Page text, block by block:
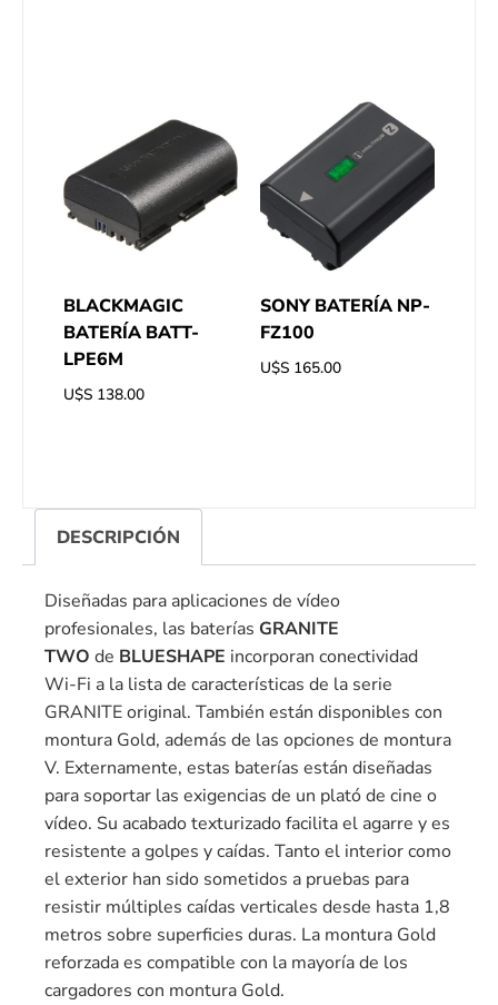
BLACKMAGIC
BATERÍA BATT-
LPE6M
U$S 138.00
SONY BATERÍA NP-
FZ100
U$S 165.00
DESCRIPCIÓN
Diseñadas para aplicaciones de vídeo
profesionales, las baterías GRANITE
TWO de BLUESHAPE incorporan conectividad
Wi-Fi a la lista de características de la serie
GRANITE original. También están disponibles con
montura Gold, además de las opciones de montura
V. Externamente, estas baterías están diseñadas
para soportar las exigencias de un plató de cine o
vídeo. Su acabado texturizado facilita el agarre y es
resistente a golpes y caídas. Tanto el interior como
el exterior han sido sometidos a pruebas para
resistir múltiples caídas verticales desde hasta 1,8
metros sobre superficies duras. La montura Gold
reforzada es compatible con la mayoría de los
cargadores con montura Gold.